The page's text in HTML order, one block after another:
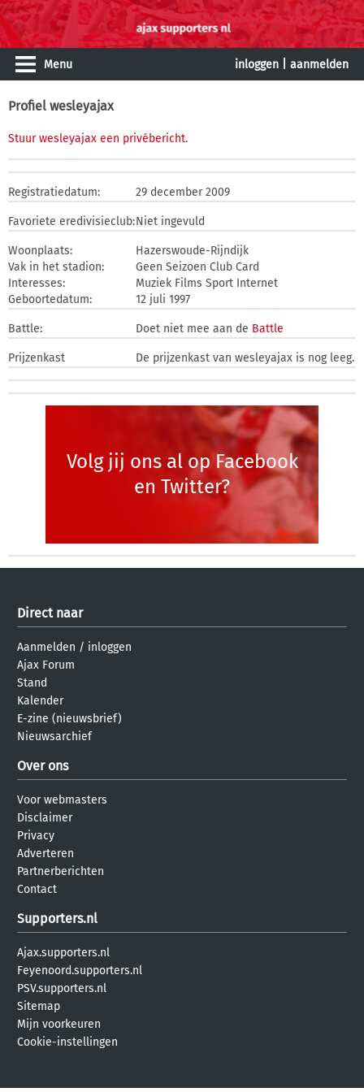
Menu inloggen aanmelden
Profiel wesleyajax
Stuur wesleyajax een privébericht.
Registratiedatum: 29 december 2009
Favoriete eredivisieclub:Niet ingevuld
Woonplaats:
Hazerswoude-Rijndijk
Vak in het stadion:
Geen Seizoen Club Card
Interesses:
Muziek Films Sport Internet
Geboortedatum:
12 juli 1997
Battle: Doet niet mee aan de Battle
Prijzenkast De prijzenkast van wesleyajax is nog leeg.
Volg jij ons al op Facebook
en Twitter?
Direct naar
Aanmelden / inloggen
Ajax Forum
Stand
Kalender
E-zine (nieuwsbrief)
Nieuwsarchief
Over ons
Voor webmasters
Disclaimer
Privacy
Adverteren
Partnerberichten
Contact
Supporters.nl
Ajax.supporters.nl
Feyenoord.supporters.nl
PSV.supporters.nl
Sitemap
Mijn voorkeuren
Cookie-instellingen